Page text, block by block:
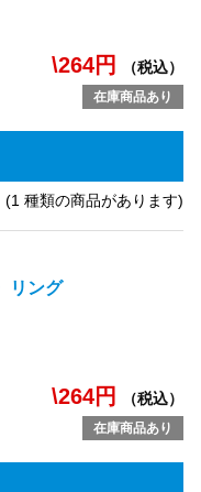
\264円 （税込）
在庫商品あり
(1 種類の商品があります)
リング
\264円 （税込）
在庫商品あり